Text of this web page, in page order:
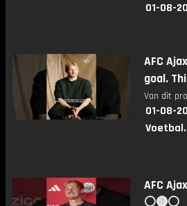
01-08-
AFC
goal.
Van dit
01-08-
AFC
⚪️🔴⚪️